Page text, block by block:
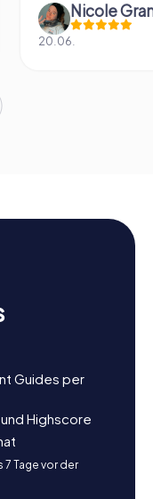
Nicole
20.06.
Guides per
Highscore
7 Tage vor der